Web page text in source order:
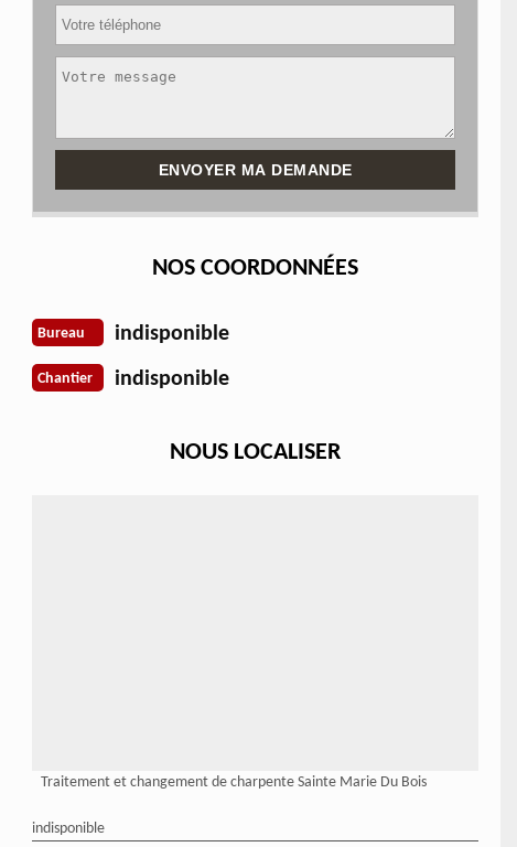
NOS COORDONNÉES
Bureau indisponible
Chantier indisponible
NOUS LOCALISER
Traitement et changement de charpente Sainte Marie Du Bois
indisponible